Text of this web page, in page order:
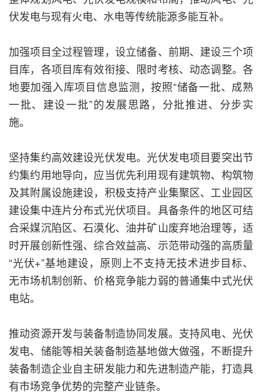
伏发电与现有火电、水电等传统能源多能互补。
加强项目全过程管理，设立储备、前期、建设三个项
目库，各项目库有效衔接、限时考核、动态调整。各
地要加强入库项目信息监测，按照“储备一批、成熟
一批、建设一批”的发展思路，分批推进、分步实
施。
坚持集约高效建设光伏发电。光伏发电项目要突出节
约集约用地导向，应当优先利用现有建筑物、构筑物
及其附属设施建设，积极支持产业集聚区、工业园区
建设集中连片分布式光伏项目。具备条件的地区可结
合采媒沉陷区、石漠化、油井矿山废弃地治理等，适
时开展创新性强、综合效益高、示范带动强的高质量
“光伏+”基地建设，原则上不支持无技术进步目标、
无市场机制创新、价格竞争能力弱的普通集中式光伏
电站。
推动资源开发与装备制造协同发展。支持风电、光伏
发电、储能等相关装备制造基地做大做强，不断提升
装备制造企业自主研发能力和先进制造产能，打造具
有市场竞争优势的完整产业链条。